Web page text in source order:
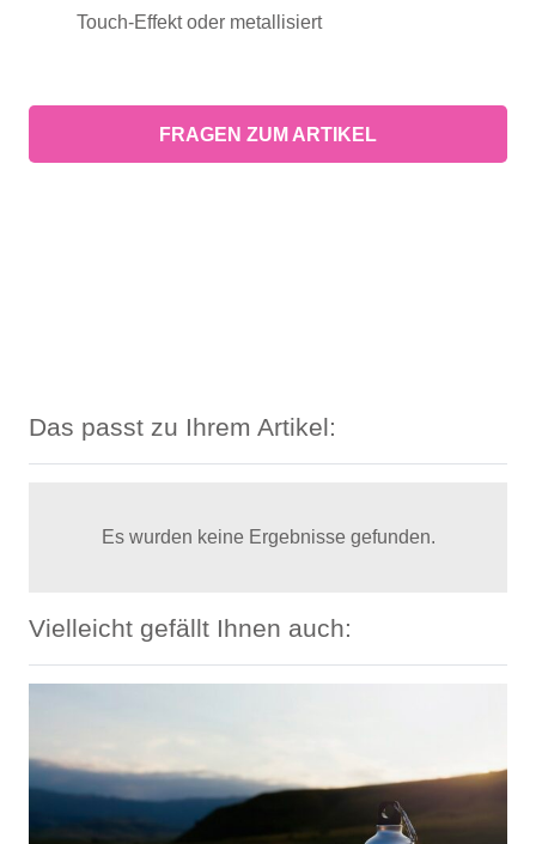
Touch-Effekt oder metallisiert
FRAGEN ZUM ARTIKEL
Das passt zu Ihrem Artikel:
Es wurden keine Ergebnisse gefunden.
Vielleicht gefällt Ihnen auch: